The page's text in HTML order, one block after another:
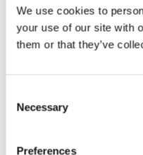
We use cookies to
your use of our site with
them or that they’ve
Selection
Necessary
Preferences